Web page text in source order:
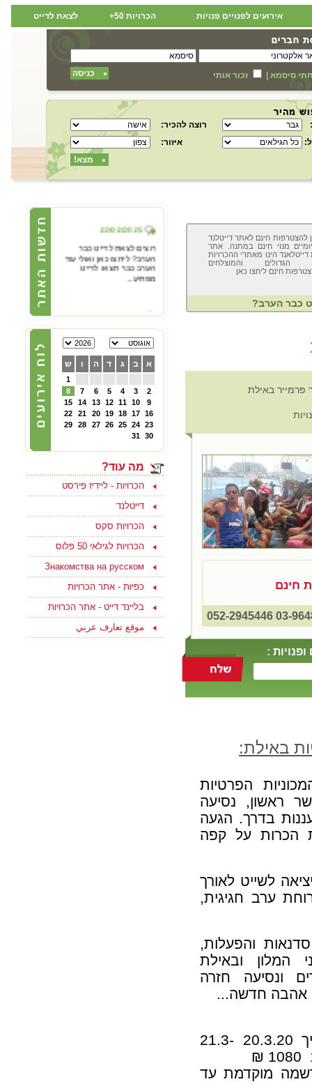
אירועים לפנויים פנויות הכרויות 50+ לצאת לדייט
סיסמא זכור אותי כניסה
רוצה להכיר:
איזור:
מצא!
להצטרפות חינם לאתר דייטלנד
מנוי חינם במתנה. אתר
דייטלאנד הינו מאתרי ההכרויות
הגדולים והמוצלחים
חינם ליחצו כאן
כבר הערב?
פרמייר באילת
חינם
:
באילת:
הפרטיות
ראשון, נסיעה
בדרך. הגעה
הכרות על קפה
לשייט לאורך
ערב חגיגית,
והפעלות,
המלון ובאילת
ונסיעה חזרה
אהבה חדשה...
1040 ₪ בהרשמה מוקדמת עד לתאריך 20.3.20 21.3-
890 ₪ בהרשמה מוקדמת עד
22/02/2025
רוצים לצאת לדייט כבר
הערב? ליחצו כאן ואולי עוד
הערב כבר תצאו לדייט
מפתיע...
הכרויות לפרק ב' - קבוצת
פייסבוק תוססת ופעילה
לגרושים וגרושות שמחפשים
הכרות לפרק ב - להצטרפות
ליחצו כאן
05/10/2024
צוות האתר מאחל לכם
ולמשפחתכם, שתהיה שנה
טובה ומתוקה, שנה של
ושכל החטופים יחזרו
במהרה לביתם
15/09/2023
בואו למצוא אהבה ולהנות
לפנויים ופנויות - לפרטים
15/08/2021
ליחצו כאן והצטרפו
עכשיו לקבוצת
א ב ג ד ה ו ש
1
2
3
4
5
6
7
8
9
10
11
12
13
14
15
16
17
18
19
20
21
22
23
24
25
26
27
28
29
30
31
מה עוד?
הכרויות - ליידיז פירסט
דייטלנד
הכרויות סקס
הכרויות לגילאי 50 פלוס
Знакомства на русском
כפיות - אתר הכרויות
בליינד דייט - אתר הכרויות
موقع تعارف عربي